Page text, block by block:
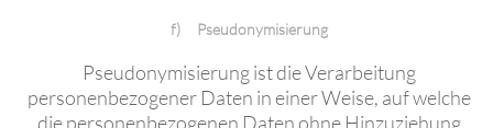
f) Pseudonymisierung
Pseudonymisierung ist die Verarbeitung
personenbezogener Daten in einer Weise, auf welche
die personenbezogenen Daten ohne Hinzuziehung